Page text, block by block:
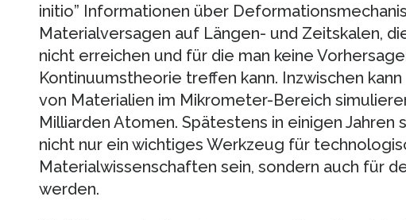
initio” Informationen über
Materialversagen auf Längen- und Zeitskalen,
nicht erreichen und für die man keine
Kontinuumstheorie treffen kann. Inzwischen
von Materialien im Mikrometer-Bereich
Milliarden Atomen. Spätestens in einigen
nicht nur ein wichtiges Werkzeug für
Materialwissenschaften sein, sondern auch für
werden.